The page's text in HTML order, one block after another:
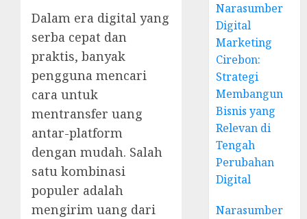
Dalam era digital yang
serba cepat dan
praktis, banyak
pengguna mencari
cara untuk
mentransfer uang
antar-platform
dengan mudah. Salah
satu kombinasi
populer adalah
mengirim uang dari
Narasumber
Digital
Marketing
Cirebon:
Strategi
Membangun
Bisnis yang
Relevan di
Tengah
Perubahan
Digital
Narasumber